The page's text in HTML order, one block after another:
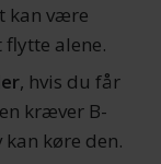
kan være
alene.
, hvis du får
kræver B-
køre den.